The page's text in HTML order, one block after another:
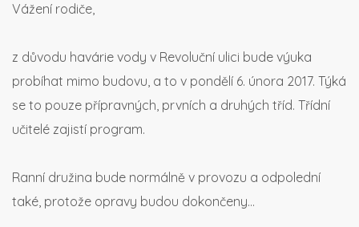
Vážení rodiče,
z důvodu havárie vody v Revoluční ulici bude výuka
probíhat mimo budovu, a to v pondělí 6. února 2017. Týká
se to pouze přípravných, prvních a druhých tříd. Třídní
učitelé zajistí program.
Ranní družina bude normálně v provozu a odpolední
také, protože opravy budou dokončeny…